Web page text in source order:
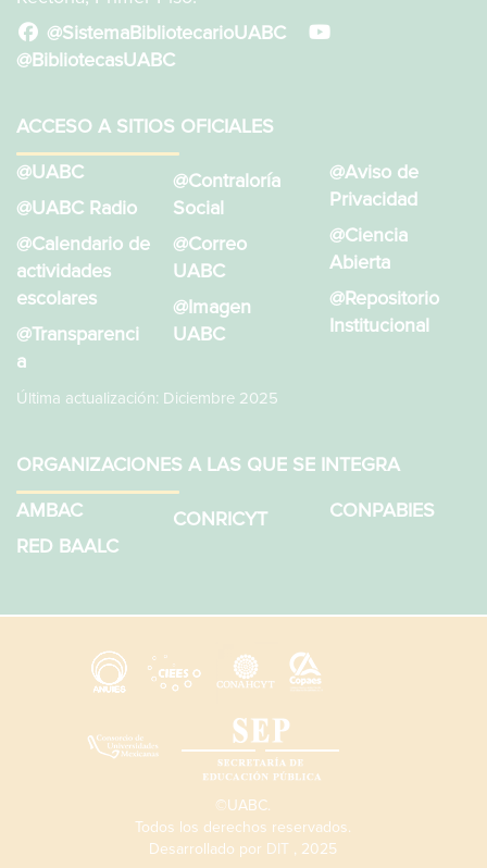
@SistemaBibliotecarioUABC
@BibliotecasUABC
ACCESO A SITIOS OFICIALES
@UABC
@UABC Radio
@Calendario de
actividades
escolares
@Transparenci
a
@Contraloría
Social
@Correo
UABC
@Imagen
UABC
@Aviso de
Privacidad
@Ciencia
Abierta
@Repositorio
Institucional
Última actualización: Diciembre 2025
ORGANIZACIONES A LAS QUE SE INTEGRA
AMBAC
RED BAALC
CONRICYT CONPABIES
©UABC.
Todos los derechos reservados.
Desarrollado por DIT , 2025